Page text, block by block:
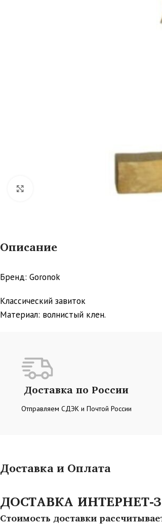
Нажмите, чтобы увеличить
Описание
Бренд: Goronok
Классический завиток
Материал: волнистый клен.
Доставка по России
Отправляем СДЭК и Почтой России
Доставка и Оплата
ДОСТАВКА ИНТЕРНЕТ-
Стоимость доставки